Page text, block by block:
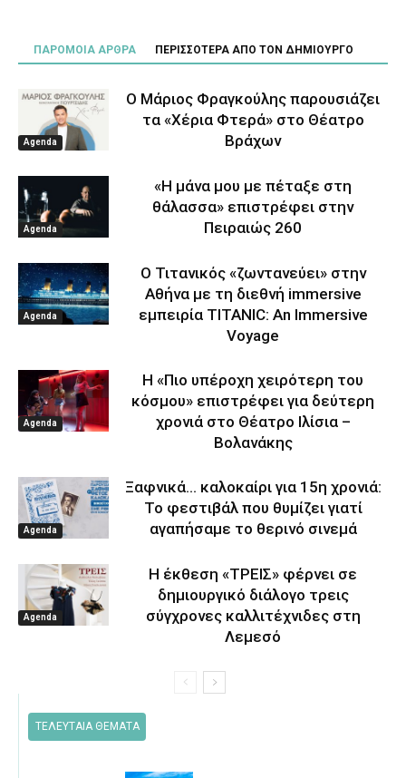
ΠΑΡΟΜΟΙΑ ΑΡΘΡΑ ΠΕΡΙΣΣΟΤΕΡΑ ΑΠΟ ΤΟΝ ΔΗΜΙΟΥΡΓΟ
Agenda
Ο Μάριος Φραγκούλης παρουσιάζει
τα «Χέρια Φτερά» στο Θέατρο
Βράχων
Agenda
«Η μάνα μου με πέταξε στη
θάλασσα» επιστρέφει στην
Πειραιώς 260
Agenda
Ο Τιτανικός «ζωντανεύει» στην
Αθήνα με τη διεθνή immersive
εμπειρία TITANIC: An Immersive
Voyage
Agenda
Η «Πιο υπέροχη χειρότερη του
κόσμου» επιστρέφει για δεύτερη
χρονιά στο Θέατρο Ιλίσια –
Βολανάκης
Agenda
Ξαφνικά… καλοκαίρι για 15η χρονιά:
Το φεστιβάλ που θυμίζει γιατί
αγαπήσαμε το θερινό σινεμά
Agenda
Η έκθεση «ΤΡΕΙΣ» φέρνει σε
δημιουργικό διάλογο τρεις
σύγχρονες καλλιτέχνιδες στη
Λεμεσό
ΤΕΛΕΥΤΑΙΑ ΘΕΜΑΤΑ